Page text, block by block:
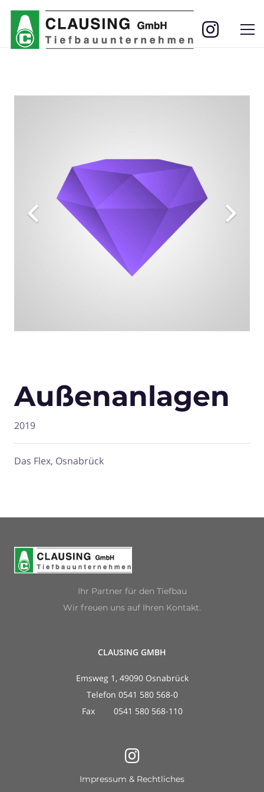
Außenanlagen
2019
Das Flex, Osnabrück
Ihr Partner für den Tiefbau
Wir freuen uns auf Ihren Kontakt.
CLAUSING GMBH
Emsweg 1, 49090 Osnabrück
Telefon 0541 580 568-0
Fax 0541 580 568-110
Impressum & Rechtliches